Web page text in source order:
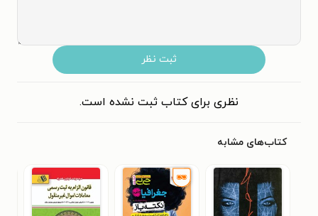
ثبت نظر
نظری برای کتاب ثبت نشده است.
کتاب‌های مشابه